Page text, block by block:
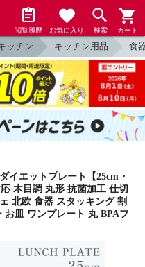
閲覧履歴 お気に入り 検索 カート
ッチン キッチン用品 食
イエットプレート【25cm・
木目調 丸形 抗菌加工 仕切
北欧 食器 スタッキング 割
皿 ワンプレート 丸 BPAフ